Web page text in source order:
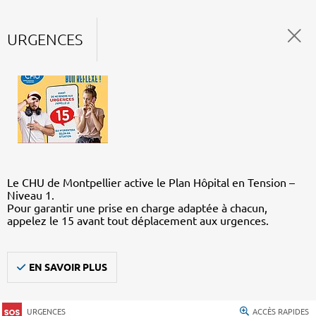
URGENCES
Le CHU de Montpellier active le Plan Hôpital en Tension –
Niveau 1.
Pour garantir une prise en charge adaptée à chacun,
appelez le 15 avant tout déplacement aux urgences.
EN SAVOIR PLUS
URGENCES ACCÈS RAPIDES